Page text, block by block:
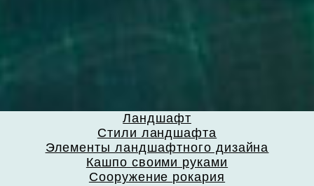
Ландшафт
Стили ландшафта
Элементы ландшафтного дизайна
Кашпо своими руками
Сооружение рокария